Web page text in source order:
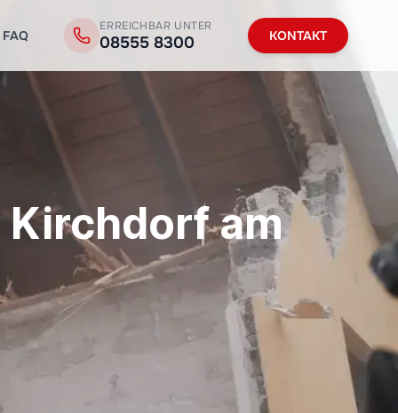
FAQ
ERREICHBAR UNTER
08555 8300 KONTAKT
Kirchdorf am